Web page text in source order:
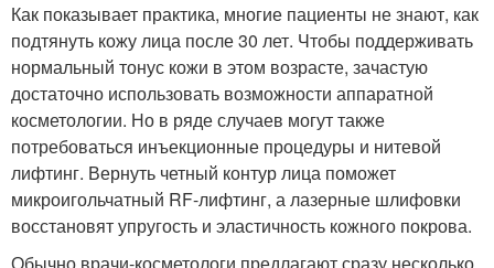
Как показывает практика, многие пациенты не знают, как
подтянуть кожу лица после 30 лет. Чтобы поддерживать
нормальный тонус кожи в этом возрасте, зачастую
достаточно использовать возможности аппаратной
косметологии. Но в ряде случаев могут также
потребоваться инъекционные процедуры и нитевой
лифтинг. Вернуть четный контур лица поможет
микроигольчатный RF-лифтинг, а лазерные шлифовки
восстановят упругость и эластичность кожного покрова.